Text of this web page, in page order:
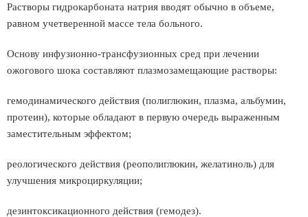
Растворы гидрокарбоната натрия вводят обычно в объеме,
равном учетверенной массе тела больного.
Основу инфузионно-трансфузионных сред при лечении
ожогового шока составляют плазмозамещающие растворы:
гемодинамического действия (полиглюкин, плазма, альбумин,
протеин), которые обладают в первую очередь выраженным
заместительным эффектом;
реологического действия (реополиглюкин, желатиноль) для
улучшения микроциркуляции;
дезинтоксикационного действия (гемодез).